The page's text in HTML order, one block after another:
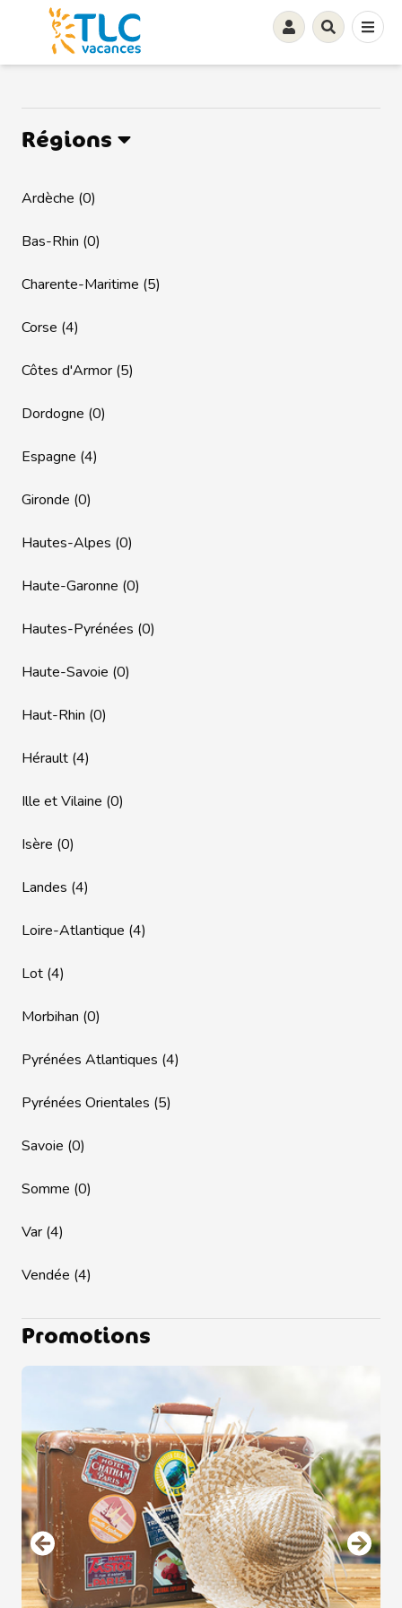
Régions
Ardèche (0)
Bas-Rhin (0)
Charente-Maritime (5)
Corse (4)
Côtes d'Armor (5)
Dordogne (0)
Espagne (4)
Gironde (0)
Hautes-Alpes (0)
Haute-Garonne (0)
Hautes-Pyrénées (0)
Haute-Savoie (0)
Haut-Rhin (0)
Hérault (4)
Ille et Vilaine (0)
Isère (0)
Landes (4)
Loire-Atlantique (4)
Lot (4)
Morbihan (0)
Pyrénées Atlantiques (4)
Pyrénées Orientales (5)
Savoie (0)
Somme (0)
Var (4)
Vendée (4)
Promotions